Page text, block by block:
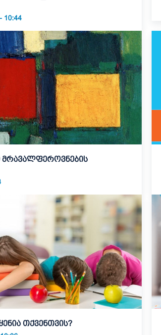
10:44
მრავალფეროვნების
თქვენთვის?